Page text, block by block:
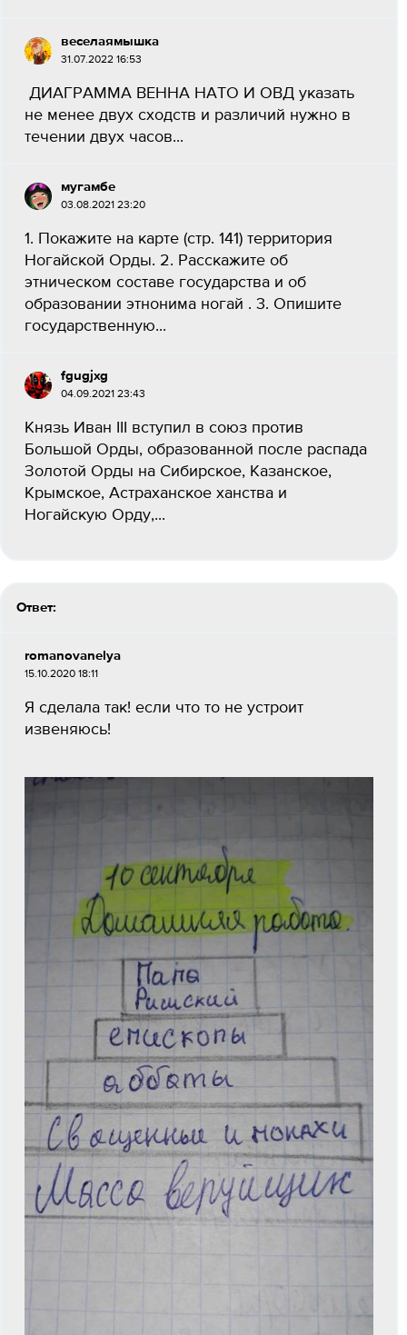
веселаямышка
31.07.2022 16:53
ДИАГРАММА ВЕННА НАТО И ОВД указать
не менее двух сходств и различий нужно в
течении двух часов​...
мугамбе
03.08.2021 23:20
1. Покажите на карте (стр. 141) территория
Ногайской Орды. 2. Расскажите об
этническом составе государства и об
образовании этнонима ногай . 3. Опишите
государственную...
fgugjxg
04.09.2021 23:43
Князь Иван III вступил в союз против
Большой Орды, образованной после распада
Золотой Орды на Сибирское, Казанское,
Крымское, Астраханское ханства и
Ногайскую Орду,...
Ответ:
romanovanelya
15.10.2020 18:11
Я сделала так! если что то не устроит
извеняюсь!